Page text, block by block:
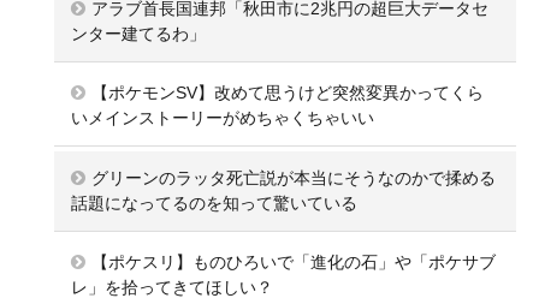
アラブ首長国連邦「秋田市に2兆円の超巨大データセ
ンター建てるわ」
【ポケモンSV】改めて思うけど突然変異かってくら
いメインストーリーがめちゃくちゃいい
グリーンのラッタ死亡説が本当にそうなのかで揉める
話題になってるのを知って驚いている
【ポケスリ】ものひろいで「進化の石」や「ポケサブ
レ」を拾ってきてほしい？